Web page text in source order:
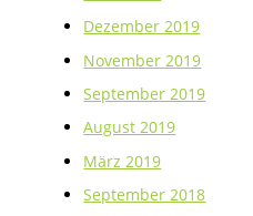
Dezember 2019
November 2019
September 2019
August 2019
März 2019
September 2018